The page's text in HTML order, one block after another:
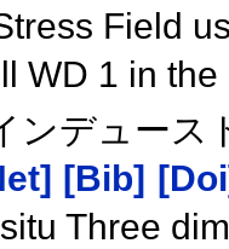
Field
WD 1 in
ンデュース
[Bib]
Three